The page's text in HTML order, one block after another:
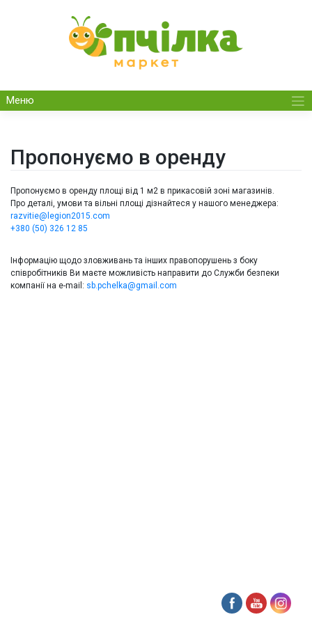
Меню
Пропонуємо в оренду
Пропонуємо в оренду площі від 1 м2 в прикасовій зоні магазинів.
Про деталі, умови та вільні площі дізнайтеся у нашого менеджера:
razvitie@legion2015.com
+380 (50) 326 12 85
Інформацію щодо зловживань та інших правопорушень з боку
співробітників Ви маєте можливість направити до Служби безпеки
компанії на e-mail: sb.pchelka@gmail.com